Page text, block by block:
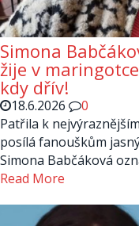
Simona
žije v
kdy dřív!
18.6.2026
0
Patřila k
posílá fanouškům
Simona Babčáková
Read More